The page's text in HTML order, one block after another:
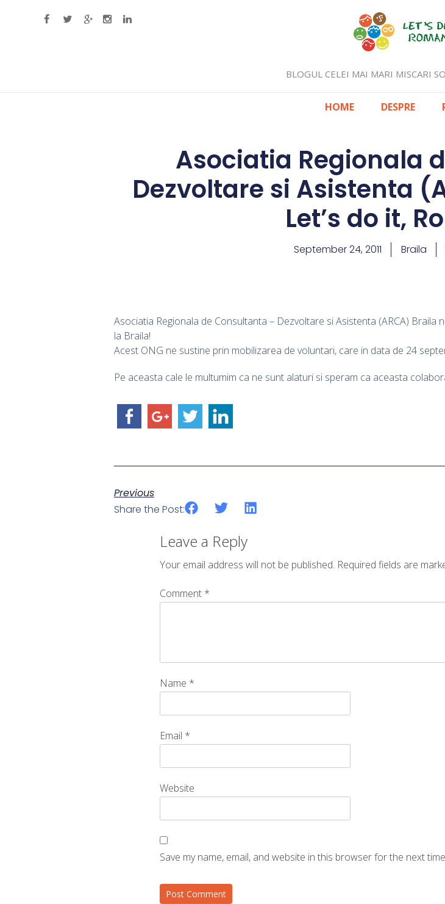
BLOGUL CELEI MAI MARI MISCARI
HOME DESPRE
Asociatia Regionala
Dezvoltare si Asistenta
Let’s do it,
September 24, 2011 Braila
Asociatia Regionala de Consultanta – Dezvoltare si Asistenta (ARCA)
la Braila!
Acest ONG ne sustine prin mobilizarea de voluntari, care in data de 24
Pe aceasta cale le multumim ca ne sunt alaturi si speram ca aceasta
Previous
Share the Post:
Leave a Reply
Your email address will not be published. Required fields are
Comment *
Name *
Email *
Website
Save my name, email, and website in this browser for the next